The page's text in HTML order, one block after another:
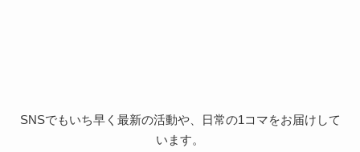
SNSでもいち早く最新の活動や、日常の1コマをお届けして
います。